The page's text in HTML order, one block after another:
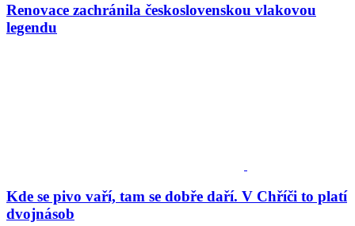
Renovace zachránila československou vlakovou
legendu
Kde se pivo vaří, tam se dobře daří. V Chříči to platí
dvojnásob